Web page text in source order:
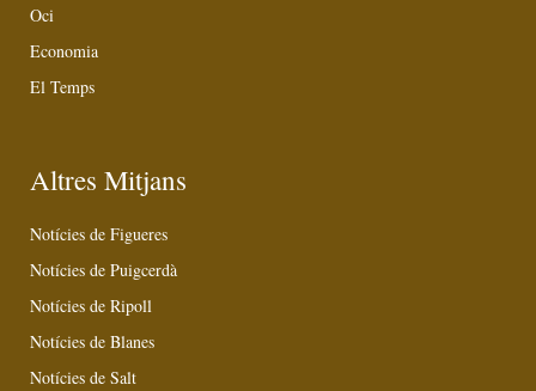
Oci
Economia
El Temps
Altres Mitjans
Notícies de Figueres
Notícies de Puigcerdà
Notícies de Ripoll
Notícies de Blanes
Notícies de Salt